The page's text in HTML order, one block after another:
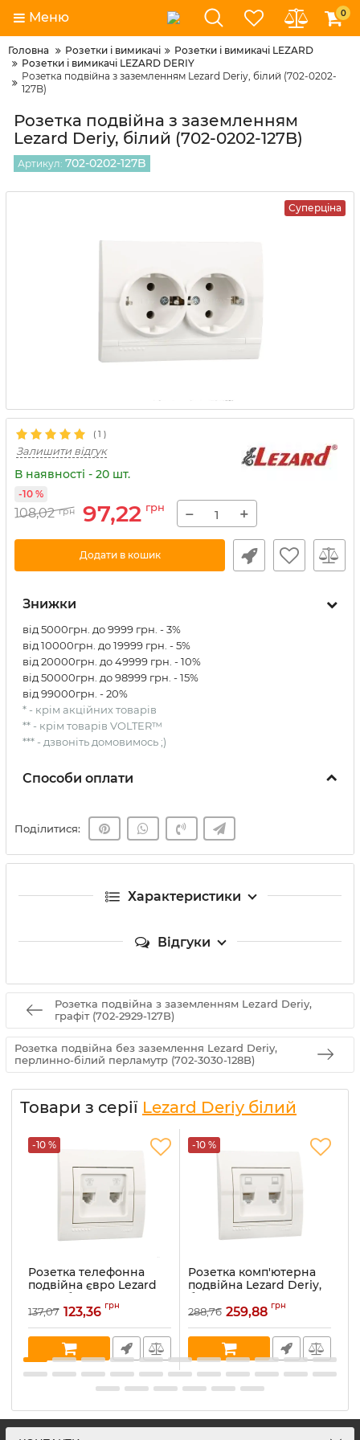
Меню 0
Головна Розетки і вимикачі
Розетки і вимикачі LEZARD
Розетки і вимикачі LEZARD DERIY
Розетка подвійна з заземленням Lezard Deriy, білий (702-0202-
127B)
Розетка подвійна з заземленням
Lezard Deriy, білий (702-0202-127B)
Артикул: 702-0202-127B
Суперціна
( 1 )
Залишити відгук
В наявності - 20 шт.
108,02 грн 97,22 грн
-10 %
− +
Додати в кошик
Знижки
від 5000грн. до 9999 грн. - 3%
від 10000грн. до 19999 грн. - 5%
від 20000грн. до 49999 грн. - 10%
від 50000грн. до 98999 грн. - 15%
від 99000грн. - 20%
* - крім акційних товарів
** - крім товарів VOLTER™
*** - дзвоніть домовимось ;)
Способи оплати
Поділитися:
Характеристики
Відгуки
Розетка подвійна з заземленням Lezard Deriy,
графіт (702-2929-127B)
Розетка подвійна без заземлення Lezard Deriy,
перлинно-білий перламутр (702-3030-128B)
Товари з серії Lezard Deriy білий
-10 %
Розетка телефонна
подвійна євро Lezard
Deriy, білий (702-0202-
138)
Артикул:702-0202-138
В наявності:
137,07 123,36 грн
-10 %
Розетка комп'ютерна
подвійна Lezard Deriy,
білий (702-0202-141)
Артикул:702-0202-141
В наявності:15
288,76 259,88 грн